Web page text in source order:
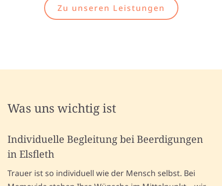
Zu unseren Leistungen
Was uns wichtig ist
Individuelle Begleitung bei Beerdigungen
in Elsfleth
Trauer ist so individuell wie der Mensch selbst. Bei